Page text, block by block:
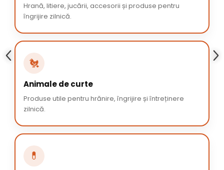
Hrană, litiere, jucării, accesorii și produse pentru
îngrijire zilnică.
🐔
Animale de curte
Produse utile pentru hrănire, îngrijire și întreținere
zilnică.
💊